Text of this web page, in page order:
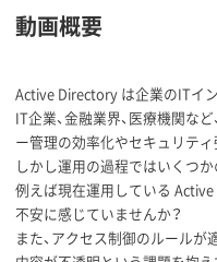
動画概要
Active Directory は企業のITイ
IT企業、金融業界、医療機関な
ー管理の効率化やセキュリティ
しかし運用の過程ではいくつ
例えば現在運用している
不安に感じていませんか？
また、アクセス制御のルールが